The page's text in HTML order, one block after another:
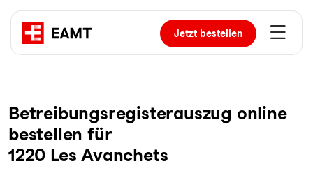
Jetztbestellen
Be­trei­bungs­re­gis­ter­aus­zug online
bestellen für
1220 Les Avanchets